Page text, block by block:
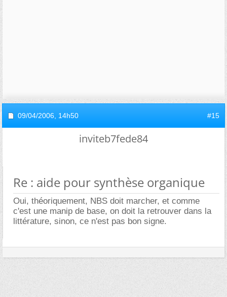
09/04/2006, 14h50 #15
inviteb7fede84
Re : aide pour synthèse organique
Oui, théoriquement, NBS doit marcher, et comme
c'est une manip de base, on doit la retrouver dans la
littérature, sinon, ce n'est pas bon signe.